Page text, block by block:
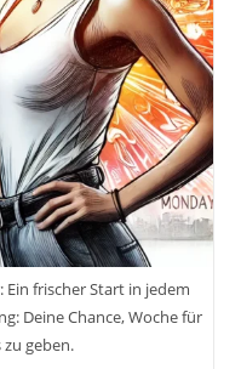
Ein frischer Start in jedem
Deine Chance, Woche für
zu geben.